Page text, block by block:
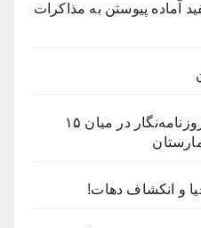
آماده پیوستن به مذاکرات
مقامات غزه می‌گویند چهار روزنامه‌نگار در میان ۱۵
و انکشاف دهات!